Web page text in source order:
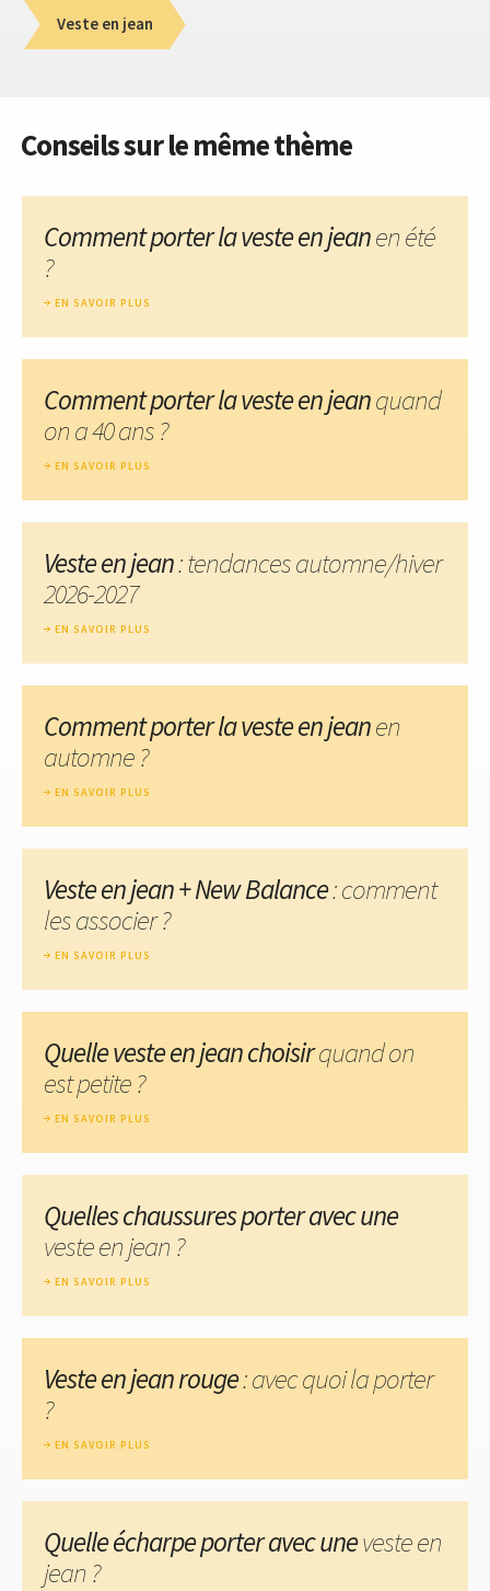
Veste en jean
Conseils sur le même thème
Comment porter la veste en jeanen été
?
EN SAVOIR PLUS
Comment porter la veste en jeanquand
on a 40 ans ?
EN SAVOIR PLUS
Veste en jean: tendances automne/hiver
2026-2027
EN SAVOIR PLUS
Comment porter la veste en jeanen
automne ?
EN SAVOIR PLUS
Veste en jean + New Balance: comment
les associer ?
EN SAVOIR PLUS
Quelle veste en jean choisirquand on
est petite ?
EN SAVOIR PLUS
Quelles chaussures porter avec une
veste en jean ?
EN SAVOIR PLUS
Veste en jean rouge: avec quoi la porter
?
EN SAVOIR PLUS
Quelle écharpe porter avec uneveste en
jean ?